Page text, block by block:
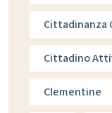
Cittadinanza
Cittadino
Clementine